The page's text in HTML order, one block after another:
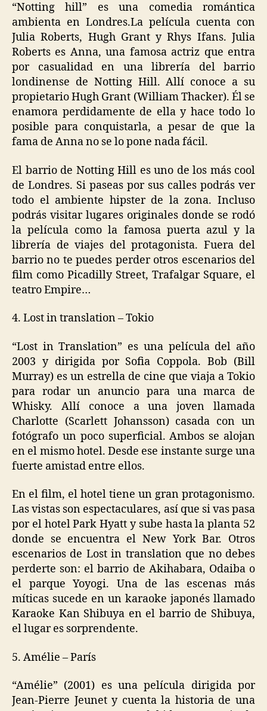
“Notting hill” es una comedia romántica
ambienta en Londres.La película cuenta con
Julia Roberts, Hugh Grant y Rhys Ifans. Julia
Roberts es Anna, una famosa actriz que entra
por casualidad en una librería del barrio
londinense de Notting Hill. Allí conoce a su
propietario Hugh Grant (William Thacker). Él se
enamora perdidamente de ella y hace todo lo
posible para conquistarla, a pesar de que la
fama de Anna no se lo pone nada fácil.
El barrio de Notting Hill es uno de los más cool
de Londres. Si paseas por sus calles podrás ver
todo el ambiente hipster de la zona. Incluso
podrás visitar lugares originales donde se rodó
la película como la famosa puerta azul y la
librería de viajes del protagonista. Fuera del
barrio no te puedes perder otros escenarios del
film como Picadilly Street, Trafalgar Square, el
teatro Empire…
4. Lost in translation – Tokio
“Lost in Translation” es una película del año
2003 y dirigida por Sofia Coppola. Bob (Bill
Murray) es un estrella de cine que viaja a Tokio
para rodar un anuncio para una marca de
Whisky. Allí conoce a una joven llamada
Charlotte (Scarlett Johansson) casada con un
fotógrafo un poco superficial. Ambos se alojan
en el mismo hotel. Desde ese instante surge una
fuerte amistad entre ellos.
En el film, el hotel tiene un gran protagonismo.
Las vistas son espectaculares, así que si vas pasa
por el hotel Park Hyatt y sube hasta la planta 52
donde se encuentra el New York Bar. Otros
escenarios de Lost in translation que no debes
perderte son: el barrio de Akihabara, Odaiba o
el parque Yoyogi. Una de las escenas más
míticas sucede en un karaoke japonés llamado
Karaoke Kan Shibuya en el barrio de Shibuya,
el lugar es sorprendente.
5. Amélie – París
“Amélie” (2001) es una película dirigida por
Jean-Pierre Jeunet y cuenta la historia de una